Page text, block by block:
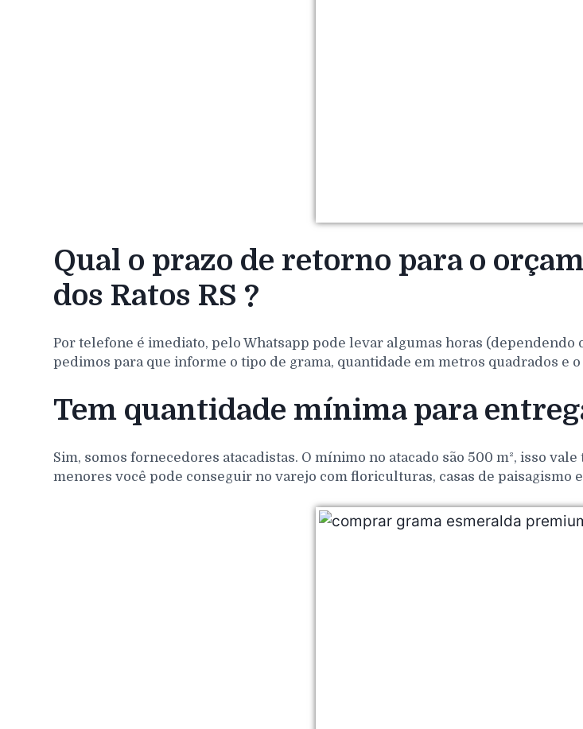
Qual o prazo de retorno para o
dos Ratos RS ?
Por telefone é imediato, pelo Whatsapp pode levar algumas horas
pedimos para que informe o tipo de grama, quantidade em metros quadrados e
Tem quantidade mínima para
Sim, somos fornecedores atacadistas. O mínimo no atacado são 500 m², isso
menores você pode conseguir no varejo com floriculturas, casas de paisagismo